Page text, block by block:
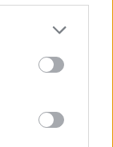
TecnoGazzetta?